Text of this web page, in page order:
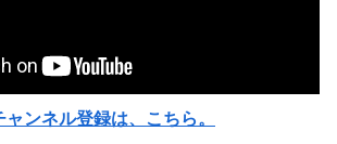
ンネル登録は、こちら。